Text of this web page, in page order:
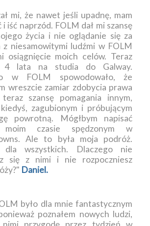
mi, że nawet jeśli upadnę, mam
i iść naprzód. FOLM dał mi szansę
życia i nie oglądanie się za
z niesamowitymi ludźmi w FOLM
osiągnięcie moich celów. Teraz
4 lata na studia do Galway.
w FOLM spowodowało, że
wreszcie zamiar zdobycia prawa
szansę pomagania innym,
zagubionym i próbującym
powrotną. Mógłbym napisać
czasie spędzonym w
Ale to była moja podróż.
wszystkich. Dlaczego nie
się z nimi i nie rozpoczniesz
Daniel.
było dla mnie fantastycznym
poznałem nowych ludzi,